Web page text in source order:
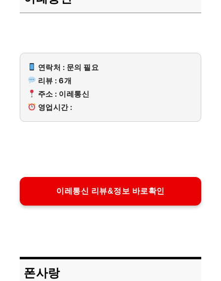
연락처 : 문의 필요
리뷰 : 6개
주소 : 이레통신
영업시간 :
이레통신 리뷰&정보 바로확인
폰사랑